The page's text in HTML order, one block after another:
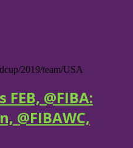
FEB, @FIBA:
@FIBAWC,